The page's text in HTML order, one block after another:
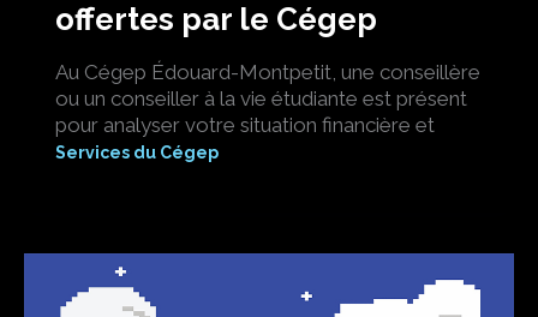
offertes par le Cégep
Au Cégep Édouard-Montpetit, une conseillère
ou un conseiller à la vie étudiante est présent
pour analyser votre situation financière et
Services du Cégep